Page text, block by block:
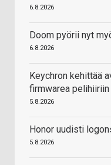
6.8.2026
Doom pyörii nyt
6.8.2026
Keychron kehittää
firmwarea pelihiiriin
5.8.2026
Honor uudisti
5.8.2026